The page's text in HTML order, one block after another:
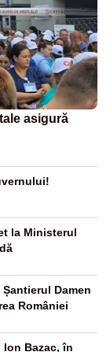
asigură
la Ministerul
Damen
României
Ion Bazac, în